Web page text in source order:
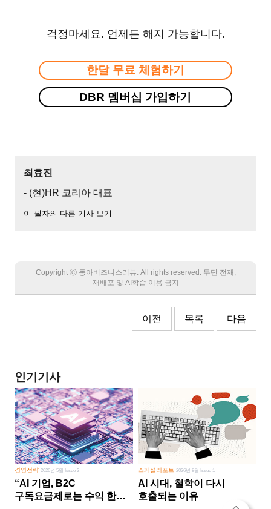
걱정마세요. 언제든 해지 가능합니다.
한달 무료 체험하기
DBR 멤버십 가입하기
최효진
- (현)HR 코리아 대표
이 필자의 다른 기사 보기
Copyright Ⓒ 동아비즈니스리뷰. All rights reserved. 무단 전재,
재배포 및 AI학습 이용 금지
이전 목록 다음
인기기사
경영전략 2026년 5월 Issue 2
“AI 기업, B2C
구독요금제로는 수익 한계
스페셜리포트 2026년 8월 Issue 1
AI 시대, 철학이 다시
호출되는 이유